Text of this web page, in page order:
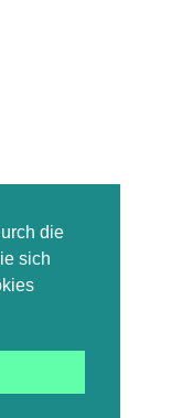
die
sich